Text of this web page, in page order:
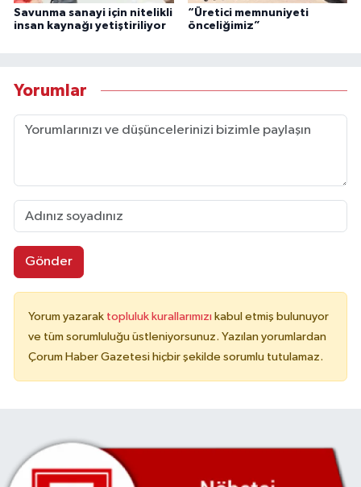
Savunma sanayi için nitelikli
insan kaynağı yetiştiriliyor
“Üretici memnuniyeti
önceliğimiz”
Yorumlar
Gönder
Yorum yazarak topluluk kurallarımızı kabul etmiş bulunuyor
ve tüm sorumluluğu üstleniyorsunuz. Yazılan yorumlardan
Çorum Haber Gazetesi hiçbir şekilde sorumlu tutulamaz.